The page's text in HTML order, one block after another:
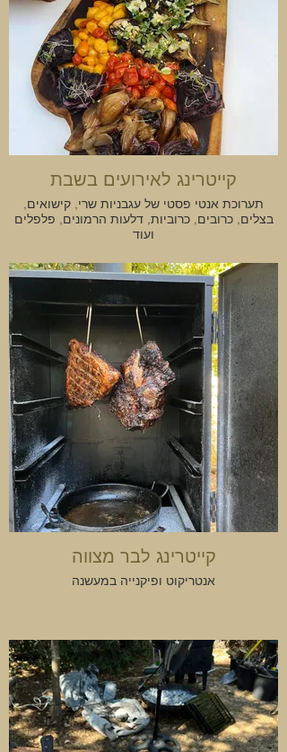
קייטרינג לאירועים בשבת
תערוכת אנטי פסטי של עגבניות שרי, קישואים,
בצלים, כרובים, כרוביות, דלעות הרמונים, פלפלים
ועוד
קייטרינג לבר מצווה
אנטריקוט ופיקנייה במעשנה